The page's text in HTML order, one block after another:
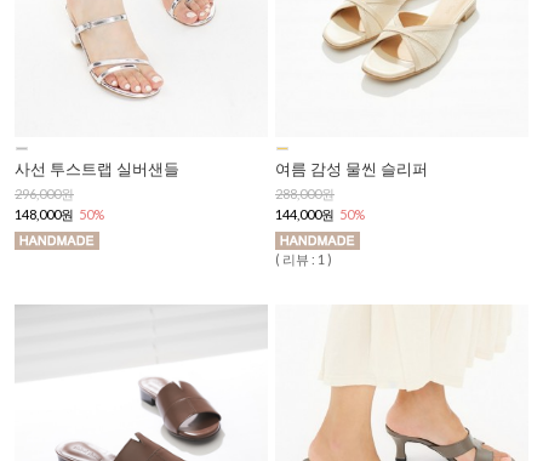
사선 투스트랩 실버샌들
296,000원
148,000원 50%
여름 감성 물씬 슬리퍼
288,000원
144,000원 50%
( 리뷰 : 1 )